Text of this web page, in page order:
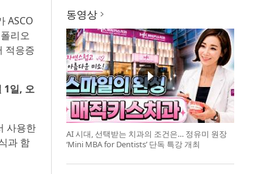
ASCO
리오
적응증
1일, 오
사용한
과 함
동영상
AI 시대, 선택받는 치과의 조건은… 정유미 원장
‘Mini MBA for Dentists’ 단독 특강 개최